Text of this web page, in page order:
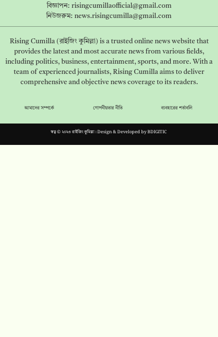
বিজ্ঞাপন: risingcumillaofficial@gmail.com
নিউজরুম: news.risingcumilla@gmail.com
Rising Cumilla (রাইজিং কুমিল্লা) is a trusted online news website that
provides the latest and most accurate news from various fields,
including politics, business, entertainment, sports, and more. With a
team of experienced journalists, Rising Cumilla aims to deliver
comprehensive and objective news coverage to its readers.
আমাদের সম্পর্কে গোপনীয়তার নীতি ব্যবহারের শর্তাবলি
স্বত্ব © ২০২৩ রাইজিং কুমিল্লা। Design & Developed byBDIGITIC